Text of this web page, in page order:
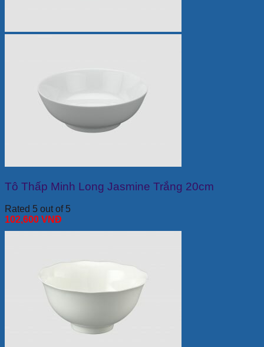
Tô Thấp Minh Long Jasmine Trắng 20cm
Rated 5 out of 5
102,600 VNĐ